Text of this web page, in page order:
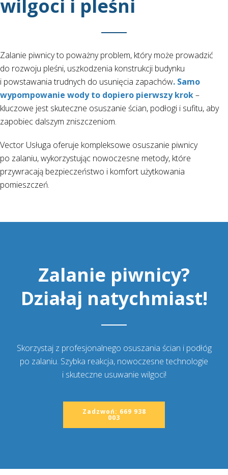
wilgoci i pleśni
Zalanie piwnicy to poważny problem, który może prowadzić
do rozwoju pleśni, uszkodzenia konstrukcji budynku
i powstawania trudnych do usunięcia zapachów. Samo
wypompowanie wody to dopiero pierwszy krok–
kluczowe jest skuteczne osuszanie ścian, podłogi i sufitu, aby
zapobiec dalszym zniszczeniom.
Vector Usługa oferuje kompleksowe osuszanie piwnicy
po zalaniu, wykorzystując nowoczesne metody, które
przywracają bezpieczeństwo i komfort użytkowania
pomieszczeń.
Zalanie piwnicy?
Działaj natychmiast!
Skorzystaj z profesjonalnego osuszania ścian i podłóg
po zalaniu. Szybka reakcja, nowoczesne technologie
i skuteczne usuwanie wilgoci!
Zadzwoń: 669 938
003